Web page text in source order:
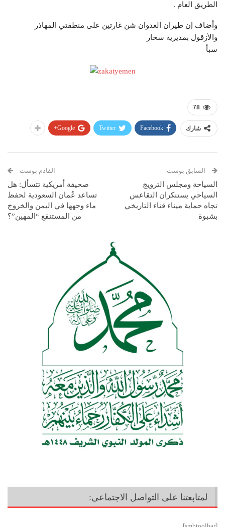
الطريق العام .
وأضاف إن طيران العدوان شن غارتين على منطقتي المهاذر
والأزقول بمديرية سحار
سبأ
78
شارك Facebook
Twitter
Google+
السابق بوست
السياحة ومجلس الترويج
السياحي يستنكران التقاعس
تجاه حماية ميناء قناء التاريخي
بشبوة
القادم بوست
صحيفة أمريكية تتسأل: هل
تساعد عُمان السعودية لحفظ
ماء وجهها في اليمن والخروج
من المستنقع “المهين”؟
لمتابعتنا على التواصل الاجتماعي: